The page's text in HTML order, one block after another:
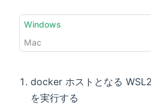
Windows
Mac
docker ホストとなる
を実行する